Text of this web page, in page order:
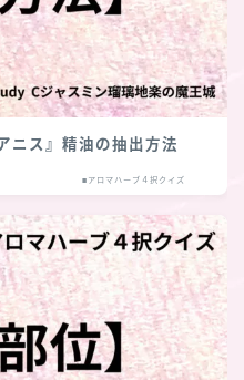
ニス』精油の抽出方法
■アロマハーブ４択クイズ